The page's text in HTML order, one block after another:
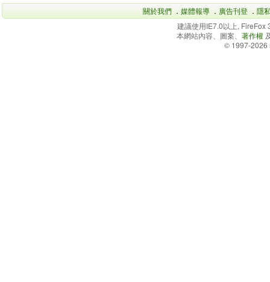
關於我們 ． 媒體報導 ． 廣告刊登 ． 隱
建議使用IE7.0以上,
本網站內容、圖案、 著作權
© 1997-2026